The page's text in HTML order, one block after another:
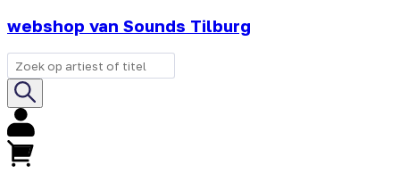
webshop van Sounds Tilburg